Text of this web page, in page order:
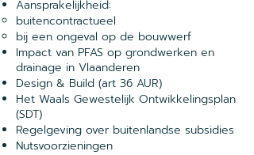
Aansprakelijkheid:
buitencontractueel
bij een ongeval op de bouwwerf
Impact van PFAS op grondwerken en
drainage in Vlaanderen
Design & Build (art 36 AUR)
Het Waals Gewestelijk Ontwikkelingsplan
(SDT)
Regelgeving over buitenlandse subsidies
Nutsvoorzieningen